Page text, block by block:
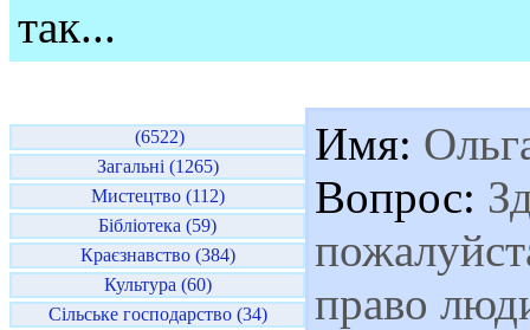
так...
(6522)
Загальні (1265)
Мистецтво (112)
Бібліотека (59)
Краєзнавство (384)
Культура (60)
Сільське господарство (34)
Имя:
Вопрос:
право